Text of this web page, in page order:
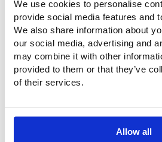
We use cookies to personalise
provide social media features and
We also share information about
our social media, advertising and
may combine it with other
provided to them or that they’ve
of their services.
Allow all